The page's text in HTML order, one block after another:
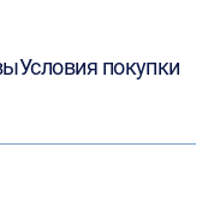
Условия покупки